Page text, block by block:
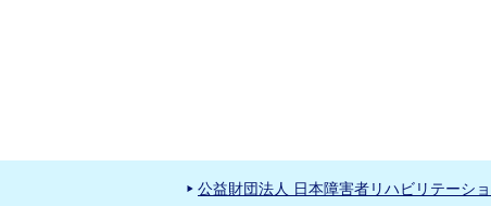
公益財団法人 日本障害者リハビリテーシ